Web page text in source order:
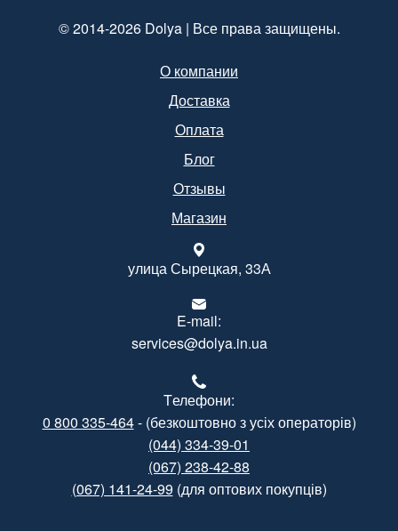
© 2014-2026 Dolya | Все права защищены.
О компании
Доставка
Оплата
Блог
Отзывы
Магазин
улица Сырецкая, 33А
E-mail:
services@dolya.in.ua
Tелефони:
0 800 335-464- (безкоштовно з усіх операторів)
(044) 334-39-01
(067) 238-42-88
(067) 141-24-99 (для оптових покупців)